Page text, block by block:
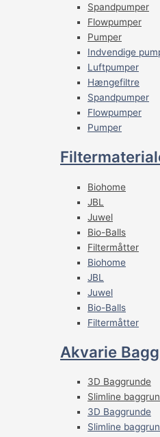
Spandpumper
Flowpumper
Pumper
Indvendige
Luftpumper
Hængefiltre
Spandpumper
Flowpumper
Pumper
Biohome
JBL
Juwel
Bio-Balls
Filtermåtter
Biohome
JBL
Juwel
Bio-Balls
Filtermåtter
Akvarie
3D Baggrunde
Slimline
3D Baggrunde
Slimline